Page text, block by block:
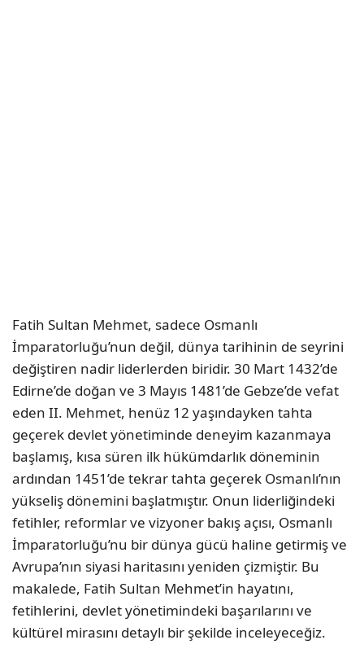
Fatih Sultan Mehmet, sadece Osmanlı
İmparatorluğu’nun değil, dünya tarihinin de seyrini
değiştiren nadir liderlerden biridir. 30 Mart 1432’de
Edirne’de doğan ve 3 Mayıs 1481’de Gebze’de vefat
eden II. Mehmet, henüz 12 yaşındayken tahta
geçerek devlet yönetiminde deneyim kazanmaya
başlamış, kısa süren ilk hükümdarlık döneminin
ardından 1451’de tekrar tahta geçerek Osmanlı’nın
yükseliş dönemini başlatmıştır. Onun liderliğindeki
fetihler, reformlar ve vizyoner bakış açısı, Osmanlı
İmparatorluğu’nu bir dünya gücü haline getirmiş ve
Avrupa’nın siyasi haritasını yeniden çizmiştir. Bu
makalede, Fatih Sultan Mehmet’in hayatını,
fetihlerini, devlet yönetimindeki başarılarını ve
kültürel mirasını detaylı bir şekilde inceleyeceğiz.